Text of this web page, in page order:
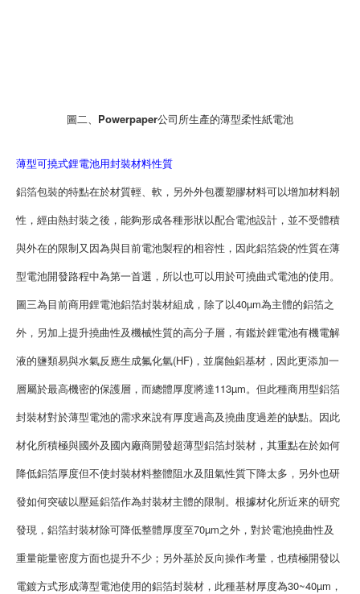
圖二、Powerpaper公司所生產的薄型柔性紙電池
薄型可撓式鋰電池用封裝材料性質
鋁箔包裝的特點在於材質輕、軟，另外外包覆塑膠材料可以增加材料韌
性，經由熱封裝之後，能夠形成各種形狀以配合電池設計，並不受體積
與外在的限制又因為與目前電池製程的相容性，因此鋁箔袋的性質在薄
型電池開發路程中為第一首選，所以也可以用於可撓曲式電池的使用。
圖三為目前商用鋰電池鋁箔封裝材組成，除了以40µm為主體的鋁箔之
外，另加上提升撓曲性及機械性質的高分子層，有鑑於鋰電池有機電解
液的鹽類易與水氣反應生成氟化氫(HF)，並腐蝕鋁基材，因此更添加一
層屬於最高機密的保護層，而總體厚度將達113µm。但此種商用型鋁箔
封裝材對於薄型電池的需求來說有厚度過高及撓曲度過差的缺點。因此
材化所積極與國外及國內廠商開發超薄型鋁箔封裝材，其重點在於如何
降低鋁箔厚度但不使封裝材料整體阻水及阻氣性質下降太多，另外也研
發如何突破以壓延鋁箔作為封裝材主體的限制。根據材化所近來的研究
發現，鋁箔封裝材除可降低整體厚度至70µm之外，對於電池撓曲性及
重量能量密度方面也提升不少；另外基於反向操作考量，也積極開發以
電鍍方式形成薄型電池使用的鋁箔封裝材，此種基材厚度為30~40µm，